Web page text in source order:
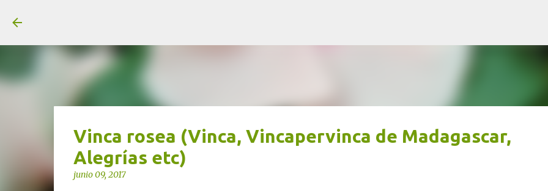
Vinca rosea (Vinca, Vincapervinca de Madagascar,
Alegrías etc)
junio 09, 2017